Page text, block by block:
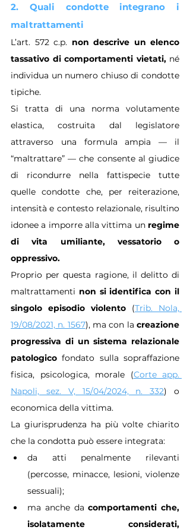
2. Quali condotte integrano i
maltrattamenti
L’art. 572 c.p. non descrive un elenco
tassativo di comportamenti vietati, né
individua un numero chiuso di condotte
tipiche.
Si tratta di una norma volutamente
elastica, costruita dal legislatore
attraverso una formula ampia — il
“maltrattare” — che consente al giudice
di ricondurre nella fattispecie tutte
quelle condotte che, per reiterazione,
intensità e contesto relazionale, risultino
idonee a imporre alla vittima un regime
di vita umiliante, vessatorio o
oppressivo.
Proprio per questa ragione, il delitto di
maltrattamenti non si identifica con il
singolo episodio violento (Trib. Nola,
19/08/2021, n. 1567), ma con la creazione
progressiva di un sistema relazionale
patologico fondato sulla sopraffazione
fisica, psicologica, morale (Corte app.
Napoli, sez. V, 15/04/2024, n. 332) o
economica della vittima.
La giurisprudenza ha più volte chiarito
che la condotta può essere integrata:
da atti penalmente rilevanti
(percosse, minacce, lesioni, violenze
sessuali);
ma anche da comportamenti che,
isolatamente considerati,